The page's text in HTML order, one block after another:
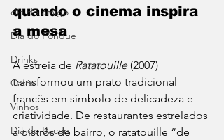
dia do amigo
Dia do Fondue
Drinks
Cafés
Vinhos
Dia do Bacon
quando o cinema inspira
a mesa
A estreia de Ratatouille (2007)
transformou um prato tradicional
francês em símbolo de delicadeza e
criatividade. De restaurantes estrelados
a bistrôs de bairro, o ratatouille “de